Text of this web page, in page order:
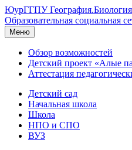
ЮурГГПУ География.Биология
Образовательная социальная
Меню
Обзор возможностей
Детский проект «Алые
Аттестация
Детский сад
Начальная школа
Школа
НПО и СПО
ВУЗ